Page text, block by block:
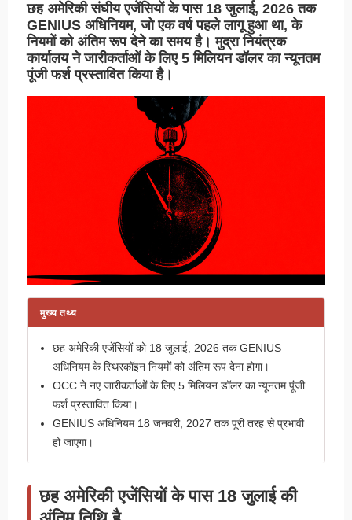
छह अमेरिकी संघीय एजेंसियों के पास 18 जुलाई, 2026 तक
GENIUS अधिनियम, जो एक वर्ष पहले लागू हुआ था, के
नियमों को अंतिम रूप देने का समय है। मुद्रा नियंत्रक
कार्यालय ने जारीकर्ताओं के लिए 5 मिलियन डॉलर का न्यूनतम
पूंजी फर्श प्रस्तावित किया है।
मुख्य तथ्य
छह अमेरिकी एजेंसियों को 18 जुलाई, 2026 तक GENIUS
अधिनियम के स्थिरकॉइन नियमों को अंतिम रूप देना होगा।
OCC ने नए जारीकर्ताओं के लिए 5 मिलियन डॉलर का न्यूनतम पूंजी
फर्श प्रस्तावित किया।
GENIUS अधिनियम 18 जनवरी, 2027 तक पूरी तरह से प्रभावी
हो जाएगा।
छह अमेरिकी एजेंसियों के पास 18 जुलाई की